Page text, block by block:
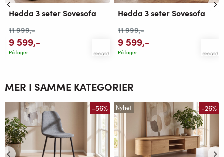
Hedda 3 seter Sovesofa
11 999,-
9 599,-
På lager
Hedda 3 seter Sovesofa
11 999,-
9 599,-
På lager
MER I SAMME KATEGORIER
-56% Nyhet -26%